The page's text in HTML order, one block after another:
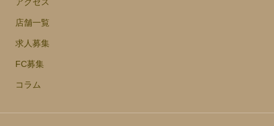
アクセス
店舗一覧
求人募集
FC募集
コラム